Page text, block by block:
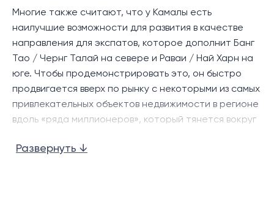
Многие также считают, что у Камалы есть
наилучшие возможности для развития в качестве
направления для экспатов, которое дополнит Банг
Тао / Чернг Талай на севере и Раваи / Най Харн на
юге. Чтобы продемонстрировать это, он быстро
продвигается вверх по рынку с некоторыми из самых
привлекательных объектов недвижимости в регионе
вдоль «ряда миллионеров», который тянется вокруг
Развернуть ↓